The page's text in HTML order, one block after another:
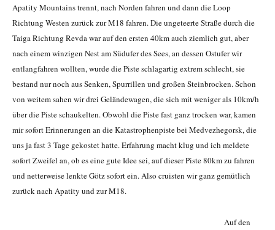
Apatity Mountains trennt, nach Norden fahren und dann die Loop
Richtung Westen zurück zur M18 fahren. Die ungeteerte Straße durch die
Taiga Richtung Revda war auf den ersten 40km auch ziemlich gut, aber
nach einem winzigen Nest am Südufer des Sees, an dessen Ostufer wir
entlangfahren wollten, wurde die Piste schlagartig extrem schlecht, sie
bestand nur noch aus Senken, Spurrillen und großen Steinbrocken. Schon
von weitem sahen wir drei Geländewagen, die sich mit weniger als 10km/h
über die Piste schaukelten. Obwohl die Piste fast ganz trocken war, kamen
mir sofort Erinnerungen an die Katastrophenpiste bei Medvezhegorsk, die
uns ja fast 3 Tage gekostet hatte. Erfahrung macht klug und ich meldete
sofort Zweifel an, ob es eine gute Idee sei, auf dieser Piste 80km zu fahren
und netterweise lenkte Götz sofort ein. Also cruisten wir ganz gemütlich
zurück nach Apatity und zur M18.
Auf den